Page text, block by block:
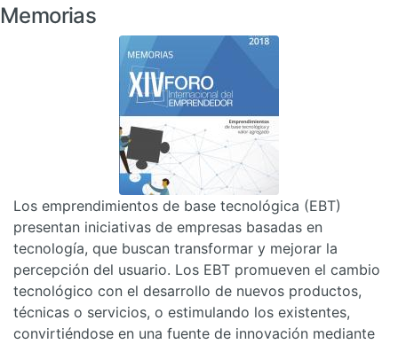
Memorias
Los emprendimientos de base tecnológica (EBT)
presentan iniciativas de empresas basadas en
tecnología, que buscan transformar y mejorar la
percepción del usuario. Los EBT promueven el cambio
tecnológico con el desarrollo de nuevos productos,
técnicas o servicios, o estimulando los existentes,
convirtiéndose en una fuente de innovación mediante